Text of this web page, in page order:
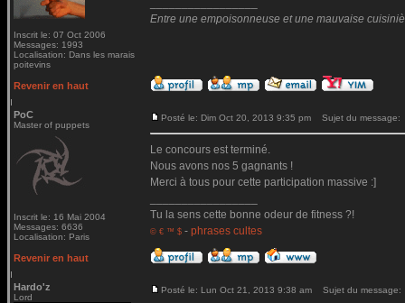
Inscrit le: 07 Oct 2006
Messages: 1993
Localisation: Dans les marais
poitevins
Entre une empoisonneuse et une mauvaise
Revenir en haut
PoC
Master of puppets
Inscrit le: 16 Mai 2004
Messages: 6636
Localisation: Paris
Posté le: Dim Oct 20, 2013 9:35 pm Sujet du message:
Le concours est terminé.
Nous avons nos 5 gagnants !
Merci à tous pour cette participation massive :]
Tu la sens cette bonne odeur de fitness ?!
© € ™ $ - phrases cultes
Revenir en haut
Hardo'z
Lord
Posté le: Lun Oct 21, 2013 9:38 am Sujet du message: